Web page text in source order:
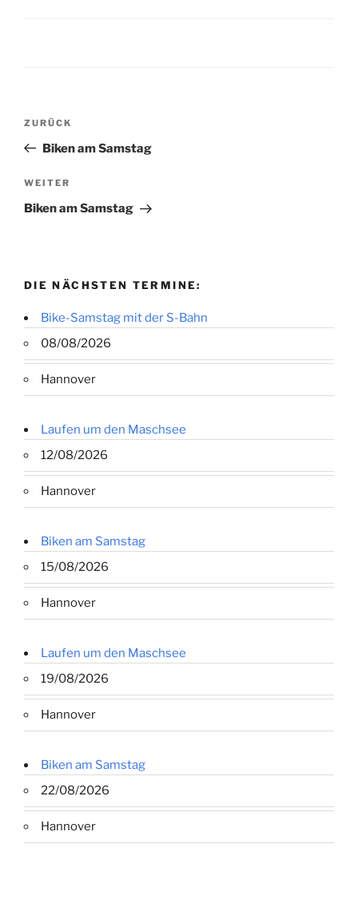
Beitragsnavigation
Vorheriger
Beitrag
ZURÜCK
Biken am Samstag
Nächster
Beitrag
WEITER
Biken am Samstag
DIE NÄCHSTEN TERMINE:
Bike-Samstag mit der S-Bahn
08/08/2026
Hannover
Laufen um den Maschsee
12/08/2026
Hannover
Biken am Samstag
15/08/2026
Hannover
Laufen um den Maschsee
19/08/2026
Hannover
Biken am Samstag
22/08/2026
Hannover